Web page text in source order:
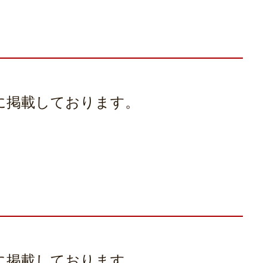
載しております。